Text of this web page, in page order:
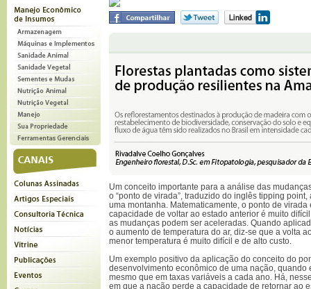
Um conceito importante para a análise das
o “ponto de virada”, traduzido do inglês tipping
uma montanha. Matematicamente, o ponto de
capacidade de voltar ao estado anterior é muito
as mudanças podem ser aceleradas. Quando
o aumento de temperatura do ar, diz-se que a volta
menor temperatura é muito difícil e de alto custo.
Um exemplo positivo da aplicação do conceito do
desenvolvimento econômico de uma nação, quando
mesmo que em taxas variáveis a cada ano. Há,
em que a nação perde a capacidade de retornar ao